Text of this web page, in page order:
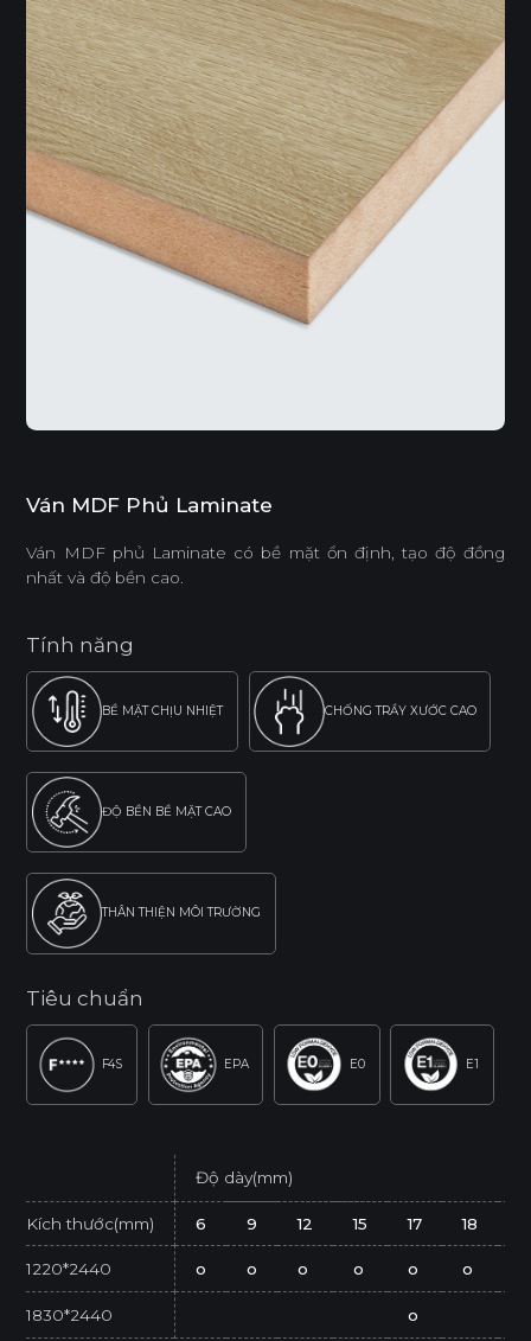
Ván MDF Phủ Laminate
Ván MDF phủ Laminate có bề mặt ổn định, tạo độ đồng
nhất và độ bền cao.
Tính năng
BỀ MẶT CHỊU NHIỆT CHỐNG TRẦY XƯỚC CAO
ĐỘ BỀN BỀ MẶT CAO
THÂN THIỆN MÔI TRƯỜNG
Tiêu chuẩn
F4S EPA E0 E1
Độ dày(mm)
Kích thước(mm) 6 9 12 15 17 18
1220*2440 o o o o o o
1830*2440 o